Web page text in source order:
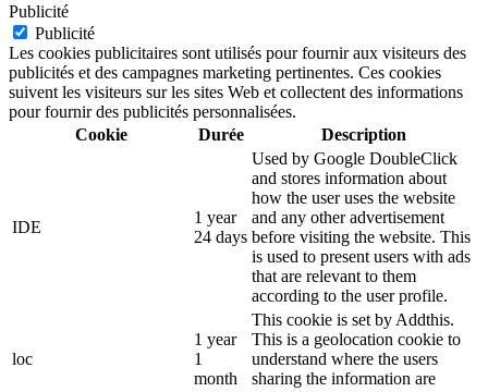
Publicité
Publicité
Les cookies publicitaires sont utilisés pour fournir aux visiteurs des
publicités et des campagnes marketing pertinentes. Ces cookies
suivent les visiteurs sur les sites Web et collectent des informations
pour fournir des publicités personnalisées.
Cookie
Durée Description
IDE
1 year
24 days
Used by Google DoubleClick
and stores information about
how the user uses the website
and any other advertisement
before visiting the website. This
is used to present users with ads
that are relevant to them
according to the user profile.
loc
1 year
1
month
This cookie is set by Addthis.
This is a geolocation cookie to
understand where the users
sharing the information are